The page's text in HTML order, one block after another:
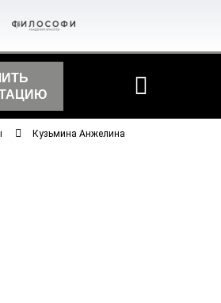
Кузьмина Анжелина